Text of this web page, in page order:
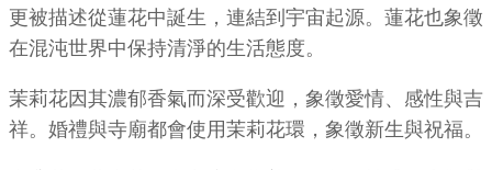
更被描述從蓮花中誕生，連結到宇宙起源。蓮花也象徵
在混沌世界中保持清淨的生活態度。
茉莉花因其濃郁香氣而深受歡迎，象徵愛情、感性與吉
祥。婚禮與寺廟都會使用茉莉花環，象徵新生與祝福。